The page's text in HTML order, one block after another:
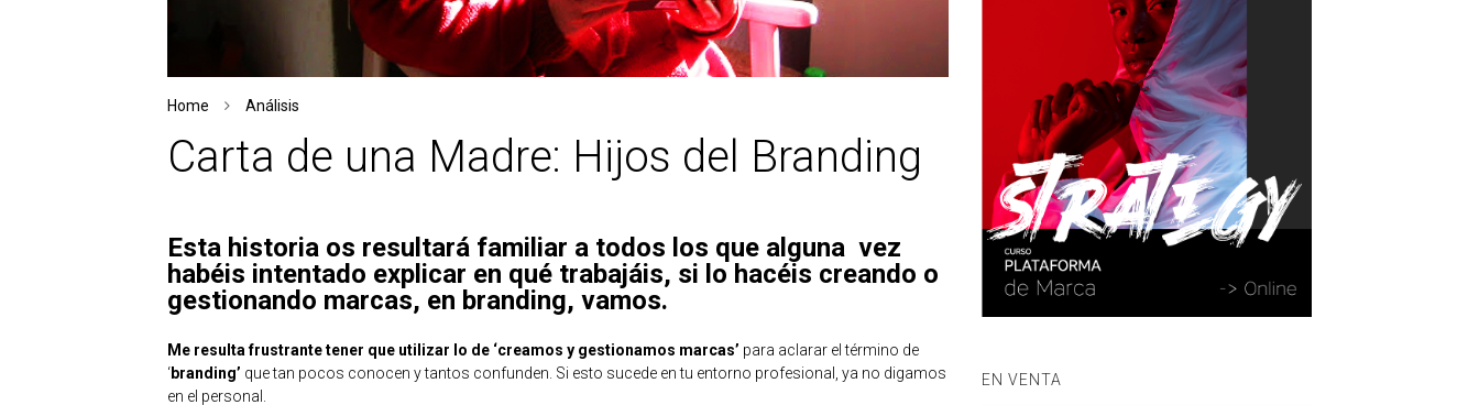
Home Análisis
Carta de una Madre: Hijos del Branding
Esta historia os resultará familiar a todos los que alguna vez
habéis intentado explicar en qué trabajáis, si lo hacéis creando o
gestionando marcas, en branding, vamos.
Me resulta frustrante tener que utilizar lo de ‘creamos y gestionamos marcas’ para aclarar el término de
‘branding’ que tan pocos conocen y tantos confunden. Si esto sucede en tu entorno profesional, ya no digamos
en el personal.
EN VENTA